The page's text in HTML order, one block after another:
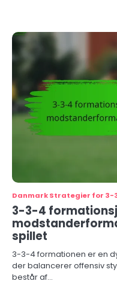
Danmark Strategier for
3-3-4
spillet
3-3-4 formationen er en
der balancerer offensiv
består af…